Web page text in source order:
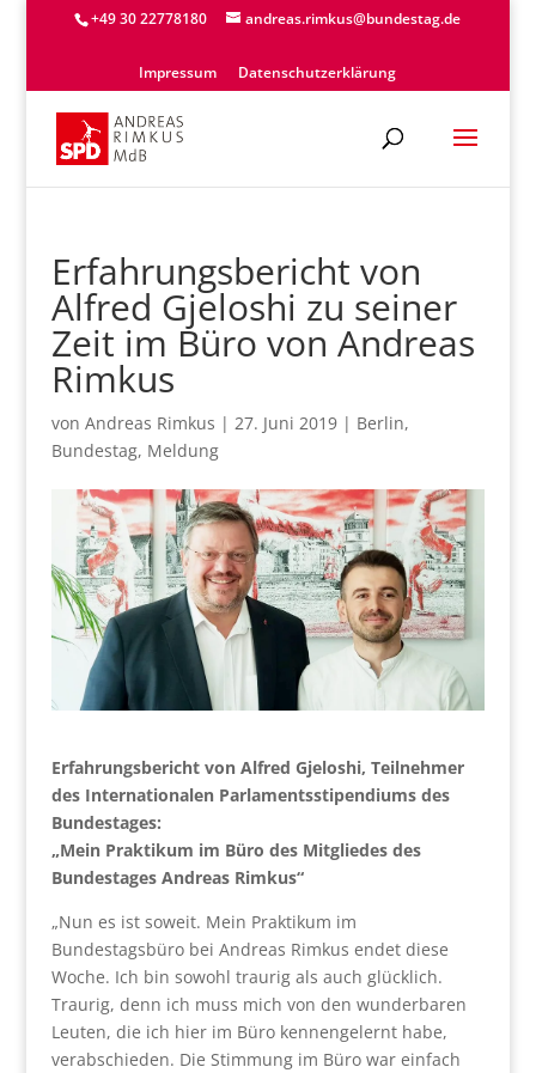
+49 30 22778180 andreas.rimkus@bundestag.de
Impressum Datenschutzerklärung
Erfahrungsbericht von
Alfred Gjeloshi zu seiner
Zeit im Büro von Andreas
Rimkus
von Andreas Rimkus | 27. Juni 2019| Berlin,
Bundestag, Meldung
Erfahrungsbericht von Alfred Gjeloshi, Teilnehmer
des Internationalen Parlamentsstipendiums des
Bundestages:
„Mein Praktikum im Büro des Mitgliedes des
Bundestages Andreas Rimkus“
„Nun es ist soweit. Mein Praktikum im
Bundestagsbüro bei Andreas Rimkus endet diese
Woche. Ich bin sowohl traurig als auch glücklich.
Traurig, denn ich muss mich von den wunderbaren
Leuten, die ich hier im Büro kennengelernt habe,
verabschieden. Die Stimmung im Büro war einfach